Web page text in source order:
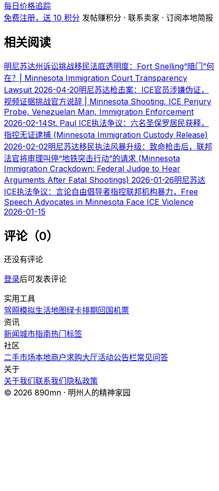
每日价格追踪
免费注册，送 10 积分 发帖赚积分 · 联系卖家 · 订阅本地简报
相关阅读
明尼苏达州诉讼挑战移民法庭透明度：Fort Snelling“暗门”何
在？| Minnesota Immigration Court Transparency
Lawsuit 2026-04-20明尼苏达枪击案：ICE官员涉嫌伪证，
视频证据挑战官方说辞 | Minnesota Shooting, ICE Perjury
Probe, Venezuelan Man, Immigration Enforcement
2026-02-14St. Paul ICE执法争议：六名圣保罗居民获释，
指控无证逮捕 (Minnesota Immigration Custody Release)
2026-02-02明尼苏达移民执法风暴升级：致命枪击后，联邦
法官将审理叫停“地铁突击行动”的请求 (Minnesota
Immigration Crackdown: Federal Judge to Hear
Arguments After Fatal Shootings) 2026-01-26明尼苏达
ICE执法争议：言论自由倡导者指控联邦机构暴力，Free
Speech Advocates in Minnesota Face ICE Violence
2026-01-15
评论（0）
还没有评论
登录后可发表评论
实用工具
驾照模拟生活地图绿卡排期 回国机票
资讯
新闻城市指南热门标签
社区
二手市场本地商户求购大厅活动公告栏常见问答
关于
关于我们联系我们 隐私政策
© 2026 890mn · 明州人的精神家园